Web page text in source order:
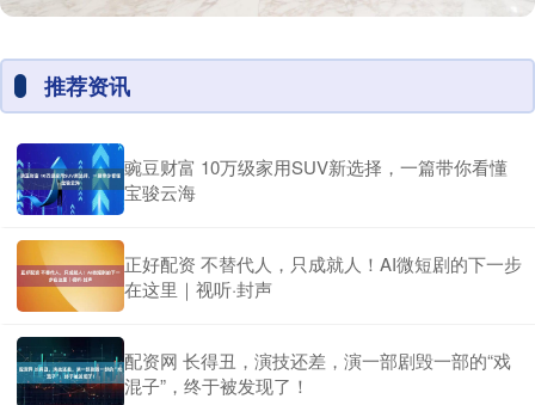
推荐资讯
豌豆财富 10万级家用SUV新选择，一篇带你看懂
宝骏云海
正好配资 不替代人，只成就人！AI微短剧的下一步
在这里｜视听·封声
配资网 长得丑，演技还差，演一部剧毁一部的“戏
混子”，终于被发现了！